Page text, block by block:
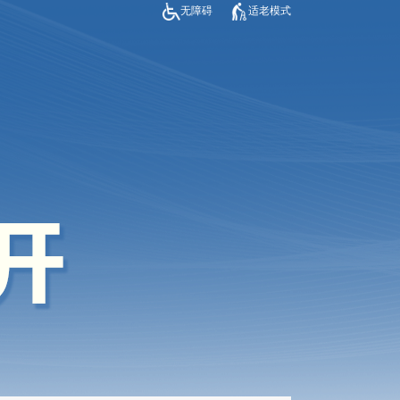
无障碍 适老模式